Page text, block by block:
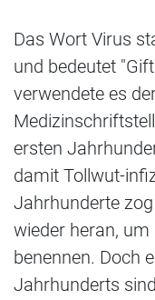
Das Wort Virus
und bedeutet
verwendete es
ersten
damit Tollwut-
Jahrhunderte
wieder heran,
benennen. Doch
Jahrhunderts